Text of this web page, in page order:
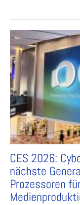
CES 2026:
nächste
Prozessoren